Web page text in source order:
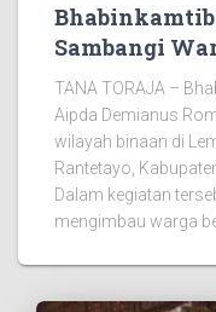
Sambangi
TANA TORAJA –
Aipda Demianus
wilayah binaan di
Rantetayo,
Dalam kegiatan
mengimbau warga